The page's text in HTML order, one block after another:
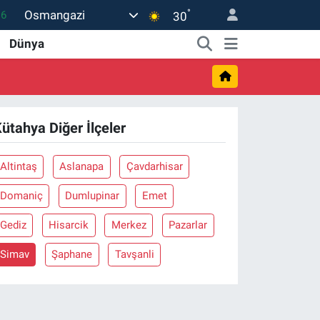
Osmangazi 30°
Dünya
Diğer İlçeler
Altintaş Aslanapa Çavdarhisar
Domaniç Dumlupinar Emet
Gediz Hisarcik Merkez Pazarlar
Simav Şaphane Tavşanli